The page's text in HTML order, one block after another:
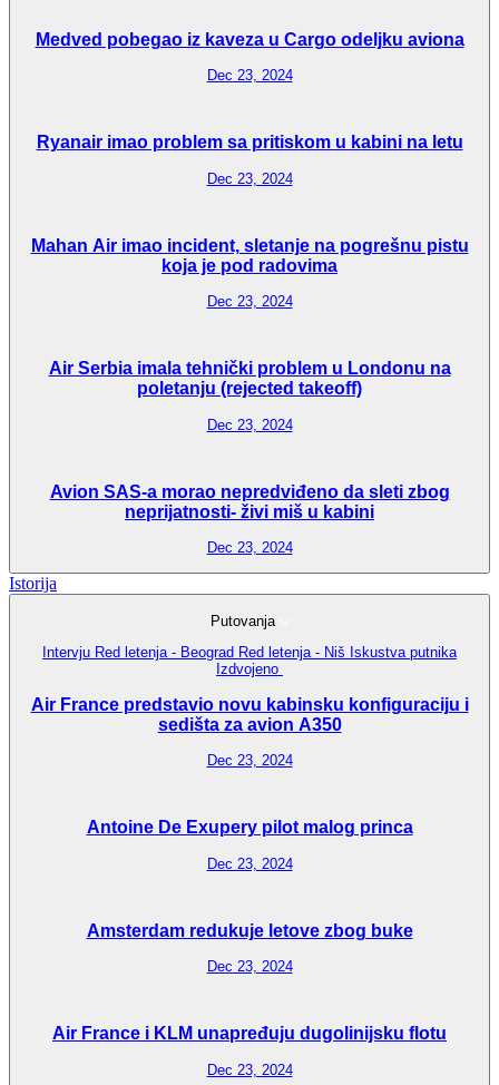
Medved pobegao iz kaveza u Cargo odeljku aviona
Dec 23, 2024
Ryanair imao problem sa pritiskom u kabini na letu
Dec 23, 2024
Mahan Air imao incident, sletanje na pogrešnu pistu
koja je pod radovima
Dec 23, 2024
Air Serbia imala tehnički problem u Londonu na
poletanju (rejected takeoff)
Dec 23, 2024
Avion SAS-a morao nepredviđeno da sleti zbog
neprijatnosti- živi miš u kabini
Dec 23, 2024
Istorija
Putovanja
Intervju Red letenja - Beograd Red letenja - Niš Iskustva putnika
Izdvojeno
Air France predstavio novu kabinsku konfiguraciju i
sedišta za avion A350
Dec 23, 2024
Antoine De Exupery pilot malog princa
Dec 23, 2024
Amsterdam redukuje letove zbog buke
Dec 23, 2024
Air France i KLM unapređuju dugolinijsku flotu
Dec 23, 2024